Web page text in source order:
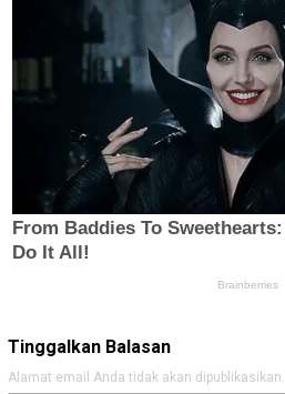
Tinggalkan Balasan
Alamat email Anda tidak akan dipublikasikan.